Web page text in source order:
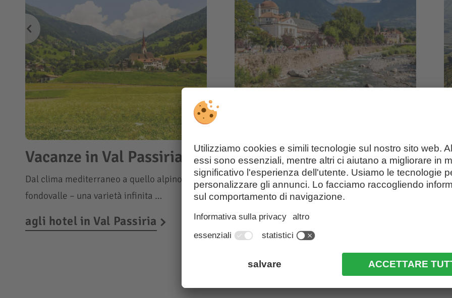
Vacanze in Val Passiria
Dal clima mediterraneo a quello alpino nel
fondovalle – una varietà infinita …
agli hotel in Val Passiria
Vacanze a Merano e
dintorni
Palme e vette di tremila metri, passeggiate
in città ed escursioni in alta montagna e
tanto stile di vita mediterraneo …
agli hotel a Merano e dintorni